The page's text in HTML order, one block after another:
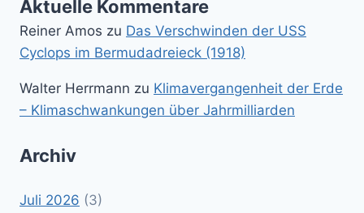
Aktuelle Kommentare
Reiner Amos zu Das Verschwinden der USS
Cyclops im Bermudadreieck (1918)
Walter Herrmann zu Klimavergangenheit der Erde
– Klimaschwankungen über Jahrmilliarden
Archiv
Juli 2026 (3)